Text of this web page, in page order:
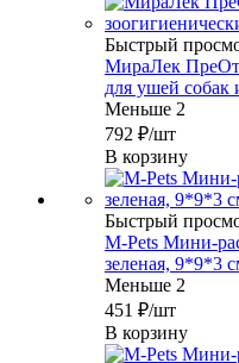
Быстрый
МираЛек
для ушей собак
Меньше 2
792 ₽/шт
В корзину
Быстрый
M-Pets Мини-
зеленая, 9*9*3
Меньше 2
451 ₽/шт
В корзину